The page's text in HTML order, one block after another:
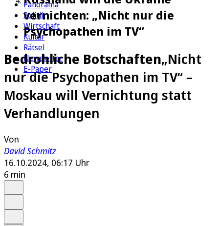
Panorama
Politik
Wirtschaft
Kultur
Rätsel
Newsletter
E-Paper
vernichten: „Nicht nur die
Psychopathen im TV“
Bedrohliche Botschaften„Nicht
nur die Psychopathen im TV“ –
Moskau will Vernichtung statt
Verhandlungen
Von
David Schmitz
16.10.2024, 06:17 Uhr
6 min